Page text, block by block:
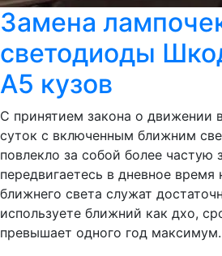
Замена
светодиоды
А5 кузов
С принятием закона о движении
суток с включенным ближним
повлекло за собой более частую
передвигаетесь в дневное
ближнего света служат
используете ближний как дхо,
превышает одного год максимум.